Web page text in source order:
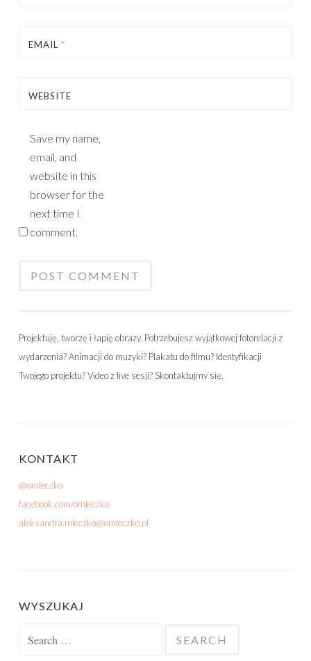
EMAIL *
WEBSITE
Save my name,
email, and
website in this
browser for the
next time I
comment.
Projektuję, tworzę i łapię obrazy. Potrzebujesz wyjątkowej fotorelacji z
wydarzenia? Animacji do muzyki? Plakatu do filmu? Identyfikacji
Twojego projektu? Video z live sesji? Skontaktujmy się.
KONTAKT
@omleczko
facebook.com/omleczko
aleksandra.mleczko@omleczko.pl
WYSZUKAJ